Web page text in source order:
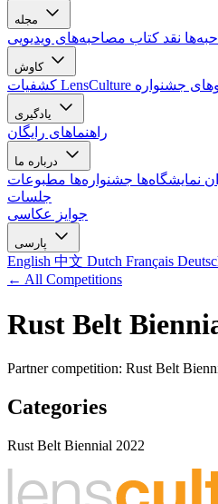
مجله
نقد کتاب مصاحبه‌های ویدیویی
کاوش
کشفیات LensCulture جشنواره
یادگیری
راهنماهای رایگان
درباره ما
نمایشگاه‌ها جشنواره‌ها مطبوعات
جلسات
جوایز عکاسی
English 中文 Dutch Français
← All Competitions
Rust Belt
Partner competition: Rust Belt
Categories
Rust Belt Biennial 2022